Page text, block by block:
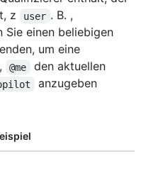
z
user . B. ,
Sie einen beliebigen
um eine
@me
den aktuellen
anzugeben